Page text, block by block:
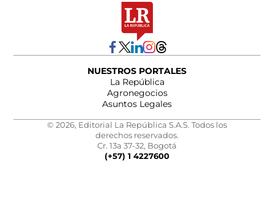
NUESTROS PORTALES
La República
Agronegocios
Asuntos Legales
© 2026, Editorial La República S.A.S. Todos los
derechos reservados.
Cr. 13a 37-32, Bogotá
(+57) 1 4227600